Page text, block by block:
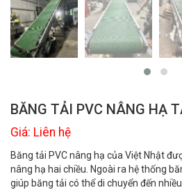
BĂNG TẢI PVC NÂNG HẠ
Giá: Liên hệ
Băng tải PVC nâng hạ của Việt Nhật
nâng hạ hai chiều. Ngoài ra hệ thống
giúp băng tải có thể di chuyển đến